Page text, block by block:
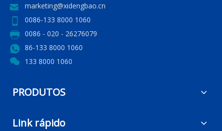
marketing@xidengbao.cn
0086-133 8000 1060
0086 - 020 - 26276079
86-133 8000 1060
133 8000 1060
PRODUTOS
Link rápido